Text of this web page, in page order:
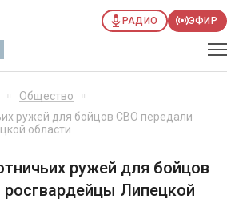
РАДИО ЭФИР
Общество
ружей для бойцов СВО передали
области
ружей для бойцов
Липецкой